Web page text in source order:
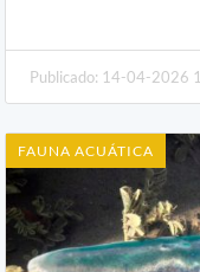
Publicado: 14-04-2026
FAUNA ACUÁTICA